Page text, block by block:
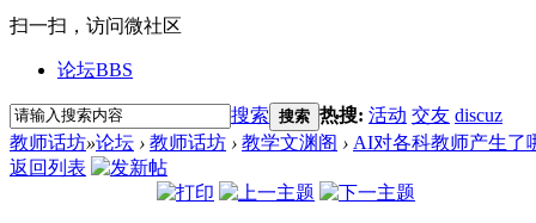
扫一扫，访问微社区
论坛BBS
搜索 搜索 热搜: 活动 交友 discuz
教师话坊»论坛 › 教师话坊 › 教学文渊阁 › AI对各科教师产生了
返回列表